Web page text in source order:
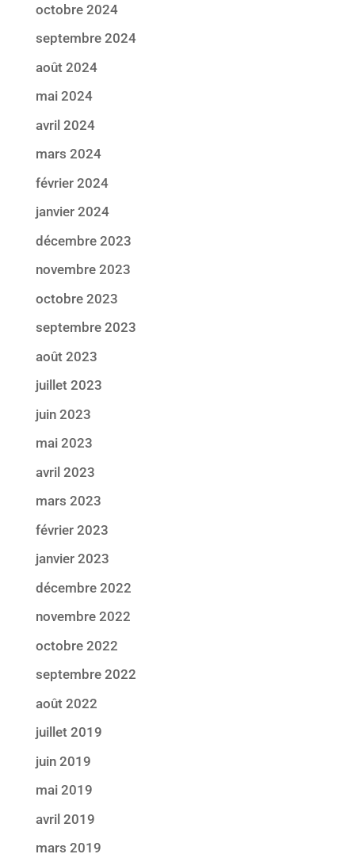
octobre 2024
septembre 2024
août 2024
mai 2024
avril 2024
mars 2024
février 2024
janvier 2024
décembre 2023
novembre 2023
octobre 2023
septembre 2023
août 2023
juillet 2023
juin 2023
mai 2023
avril 2023
mars 2023
février 2023
janvier 2023
décembre 2022
novembre 2022
octobre 2022
septembre 2022
août 2022
juillet 2019
juin 2019
mai 2019
avril 2019
mars 2019